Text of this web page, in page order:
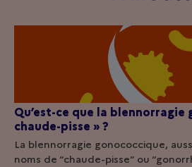
Qu’est-ce que la blennorragie
chaude-pisse » ?
La blennorragie gonococcique,
noms de “chaude-pisse” ou